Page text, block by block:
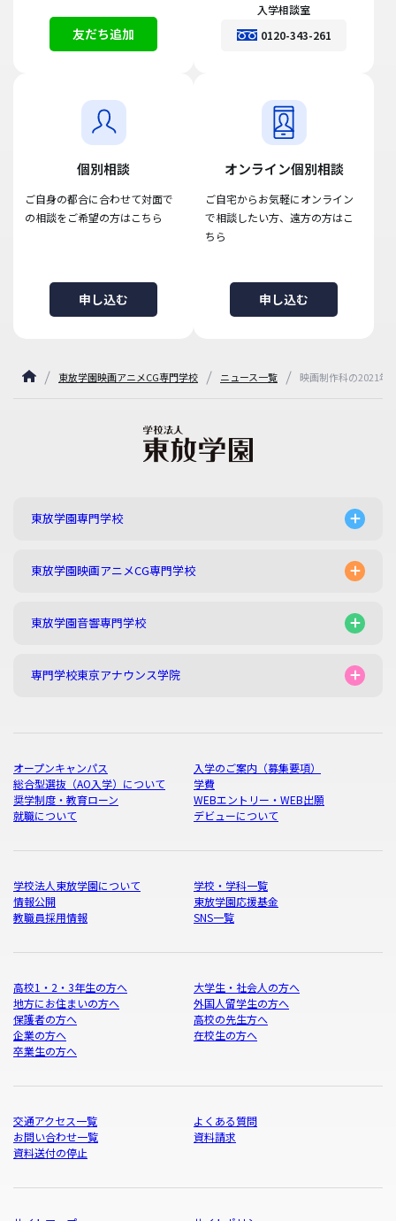
友だち追加
入学相談室
0120-343-261
個別相談
ご自身の都合に合わせて対面で
の相談をご希望の方はこちら
申し込む
オンライン個別相談
ご自宅からお気軽にオンライン
で相談したい方、遠方の方はこ
ちら
申し込む
東放学園映画アニメCG専門学校 ニュース一覧 映画制作科の2021年
東放学園専門学校
東放学園映画アニメCG専門学校
東放学園音響専門学校
専門学校東京アナウンス学院
オープンキャンパス
入学のご案内（募集要項）
総合型選抜（AO入学）について
学費
奨学制度・教育ローン
WEBエントリー・WEB出願
就職について
デビューについて
学校法人東放学園について
学校・学科一覧
情報公開
東放学園応援基金
教職員採用情報
SNS一覧
高校1・2・3年生の方へ
大学生・社会人の方へ
地方にお住まいの方へ
外国人留学生の方へ
保護者の方へ
高校の先生方へ
企業の方へ
在校生の方へ
卒業生の方へ
交通アクセス一覧
よくある質問
お問い合わせ一覧
資料請求
資料送付の停止